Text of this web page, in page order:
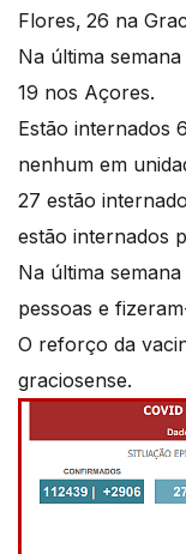
Flores, 26 na
Na última
19 nos Açores.
Estão internados
nenhum em
27 estão
estão internados
Na última
pessoas e
O reforço da
graciosense.